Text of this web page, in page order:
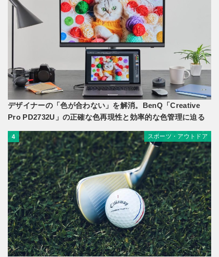
デザイナーの「色が合わない」を解消。BenQ「Creative
Pro PD2732U」の正確な色再現性と効率的な色管理に迫る
4 スポーツ・アウトドア